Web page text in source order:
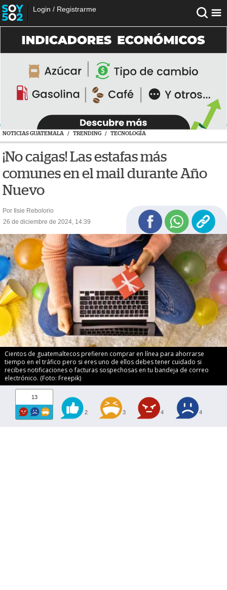
Login / Registrarme
NOTICIAS GUATEMALA / TRENDING / TECNOLOGÍA
¡No caigas! Las estafas más
comunes en el mail durante Año
Nuevo
Por Ilsie Rebolorio
26 de diciembre de 2024, 14:39
Cientos de guatemaltecos prefieren comprar en línea para ahorrarse
tiempo en el tráfico pero si eres uno de ellos debes tener cuidado si
recibes notificaciones o facturas sospechosas en tu bandeja de correo
electrónico. (Foto: Freepik)
13
2 3 4 4